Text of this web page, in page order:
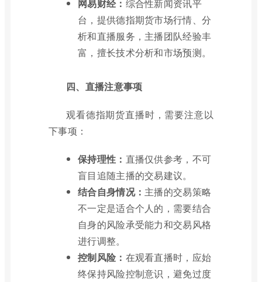
网易财经： 综合性新闻资讯平
台，提供德指期货市场行情、分
析和直播服务，主播团队经验丰
富，擅长技术分析和市场预测。
四、直播注意事项
观看德指期货直播时，需要注意以
下事项：
保持理性： 直播仅供参考，不可
盲目追随主播的交易建议。
结合自身情况： 主播的交易策略
不一定是适合个人的，需要结合
自身的风险承受能力和交易风格
进行调整。
控制风险： 在观看直播时，应始
终保持风险控制意识，避免过度